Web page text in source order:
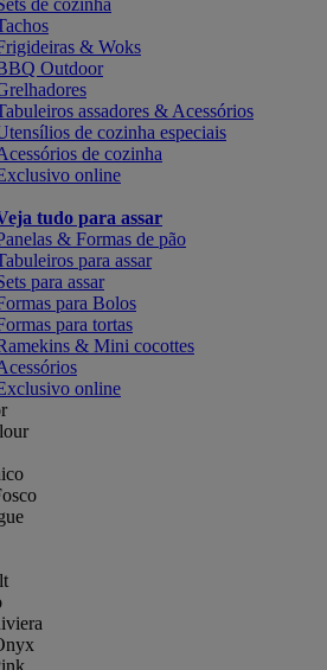
de cozinha
& Woks
Outdoor
assadores & Acessórios
de cozinha especiais
de cozinha
online
tudo para assar
& Formas de pão
para assar
para assar
para Bolos
para tortas
& Mini cocottes
online